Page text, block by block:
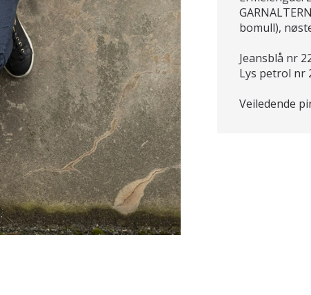
bomull),
Jeansblå nr
Lys petrol nr
Veiledende